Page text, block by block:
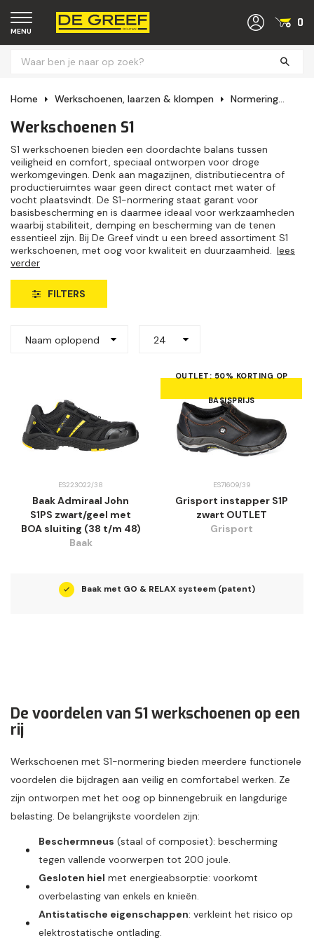
MENU
0
Home Werkschoenen, laarzen & klompen Normering
Werkschoenen S1
S1 werkschoenen bieden een doordachte balans tussen
veiligheid en comfort, speciaal ontworpen voor droge
werkomgevingen. Denk aan magazijnen, distributiecentra of
productieruimtes waar geen direct contact met water of
vocht plaatsvindt. De S1-normering staat garant voor
basisbescherming en is daarmee ideaal voor werkzaamheden
waarbij stabiliteit, demping en bescherming van de tenen
essentieel zijn. Bij De Greef vindt u een breed assortiment S1
werkschoenen, met oog voor kwaliteit en duurzaamheid. lees
verder
FILTERS
Naam oplopend 24
ES223022/38
Baak Admiraal John
S1PS zwart/geel met
BOA sluiting (38 t/m 48)
Baak
OUTLET: 50% KORTING OP
BASISPRIJS
ES71609/39
Grisport instapper S1P
zwart OUTLET
Grisport
Baak met GO & RELAX systeem (patent)
De voordelen van S1 werkschoenen op een
rij
Werkschoenen met S1-normering bieden meerdere functionele
voordelen die bijdragen aan veilig en comfortabel werken. Ze
zijn ontworpen met het oog op binnengebruik en langdurige
belasting. De belangrijkste voordelen zijn:
Beschermneus (staal of composiet): bescherming
tegen vallende voorwerpen tot 200 joule.
Gesloten hiel met energieabsorptie: voorkomt
overbelasting van enkels en knieën.
Antistatische eigenschappen: verkleint het risico op
elektrostatische ontlading.